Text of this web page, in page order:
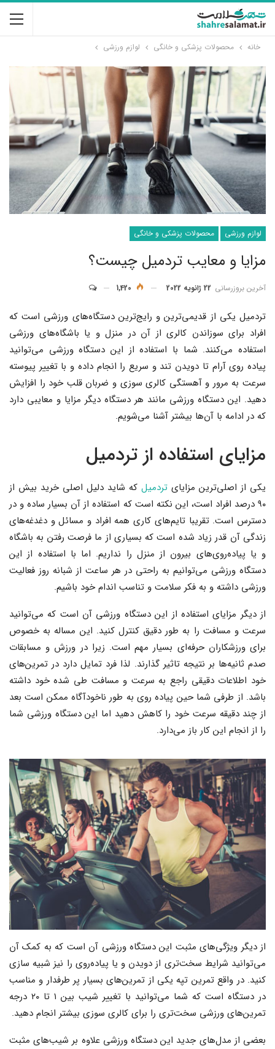
خانه محصولات پزشکی و خانگی لوازم ورزشی
لوازم ورزشی محصولات پزشکی و خانگی
مزایا و معایب تردمیل چیست؟
آخرین بروزرسانی 22 ژانویه 2022 1,420
تردمیل یکی از قدیمی‌ترین و رایج‌ترین دستگاه‌های ورزشی است که
افراد برای سوزاندن کالری از آن در منزل و یا باشگاه‌های ورزشی
استفاده می‌کنند. شما با استفاده از این دستگاه ورزشی می‌توانید
پیاده روی آرام تا دویدن تند و سریع را انجام داده و با تغییر پیوسته
سرعت به مرور و آهستگی کالری سوزی و ضربان قلب خود را افزایش
دهید. این دستگاه ورزشی مانند هر دستگاه دیگر مزایا و معایبی دارد
که در ادامه با آن‌ها بیشتر آشنا می‌شویم.
مزایای استفاده از تردمیل
یکی از اصلی‌ترین مزایای تردمیل که شاید دلیل اصلی خرید بیش از
۹۰ درصد افراد است، این نکته است که استفاده از آن بسیار ساده و در
دسترس است. تقریبا تایم‌های کاری همه افراد و مسائل و دغدغه‌های
زندگی آن قدر زیاد شده است که بسیاری از ما فرصت رفتن به باشگاه
و یا پیاده‌روی‌های بیرون از منزل را نداریم. اما با استفاده از این
دستگاه ورزشی می‌توانیم به راحتی در هر ساعت از شبانه روز فعالیت
ورزشی داشته و به فکر سلامت و تناسب اندام خود باشیم.
از دیگر مزایای استفاده از این دستگاه ورزشی آن است که می‌توانید
سرعت و مسافت را به طور دقیق کنترل کنید. این مساله به خصوص
برای ورزشکاران حرفه‌ای بسیار مهم است. زیرا در ورزش و مسابقات
صدم ثانیه‌ها بر نتیجه تاثیر گذارند. لذا فرد تمایل دارد در تمرین‌های
خود اطلاعات دقیقی راجع به سرعت و مسافت طی شده خود داشته
باشد. از طرفی شما حین پیاده روی به طور ناخودآگاه ممکن است بعد
از چند دقیقه سرعت خود را کاهش دهید اما این دستگاه ورزشی شما
را از انجام این کار باز می‌دارد.
از دیگر ویژگی‌های مثبت این دستگاه ورزشی آن است که به کمک آن
می‌توانید شرایط سخت‌تری از دویدن و یا پیاده‌روی را نیز شبیه سازی
کنید. در واقع تمرین تپه یکی از تمرین‌های بسیار پر طرفدار و مناسب
در دستگاه است که شما می‌توانید با تغییر شیب بین ۱ تا ۲۰ درجه
تمرین‌های ورزشی سخت‌تری را برای کالری سوزی بیشتر انجام دهید.
بعضی از مدل‌های جدید این دستگاه ورزشی علاوه بر شیب‌های مثبت